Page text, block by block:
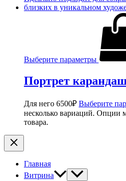
Выберите параметры
Портрет
Для него 6500₽ Выберите
несколько вариаций. Опции
товара.
Главная
Витрина